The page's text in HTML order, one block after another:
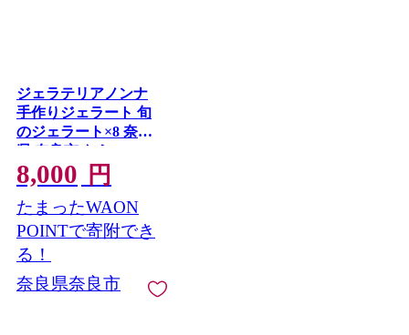
ジェラテリアノンナ
手作りジェラート 旬
のジェラート×8 奈良
県 奈良市 なら 8-002
8,000 円
たまったWAON
POINTで寄附でき
る！
奈良県奈良市